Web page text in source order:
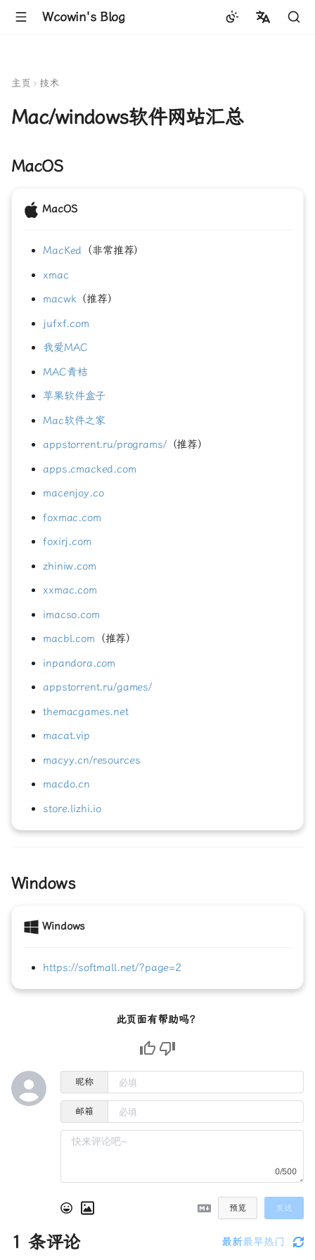
Wcowin's Blog
主页 技术
Mac/windows软件网站汇总
MacOS
MacOS
MacKed （非常推荐）
xmac
macwk（推荐）
jufxf.com
我爱MAC
MAC青桔
苹果软件盒子
Mac软件之家
appstorrent.ru/programs/（推荐）
apps.cmacked.com
macenjoy.co
foxmac.com
foxirj.com
zhiniw.com
xxmac.com
imacso.com
macbl.com （推荐）
inpandora.com
appstorrent.ru/games/
themacgames.net
macat.vip
macyy.cn/resources
macdo.cn
store.lizhi.io
Windows
Windows
https://softmall.net/?page=2
此页面有帮助吗？
昵称
邮箱
0/500
预览 发送
1 条评论 最新最早热门